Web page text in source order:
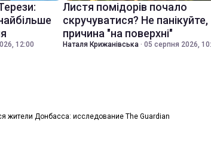
12:00
Листя помідорів почало
скручуватися? Не панікуйте,
причина "на поверхні"
Наталя Крижанівська · 05 серпня 2026,
жители Донбасса: исследование The Guardian